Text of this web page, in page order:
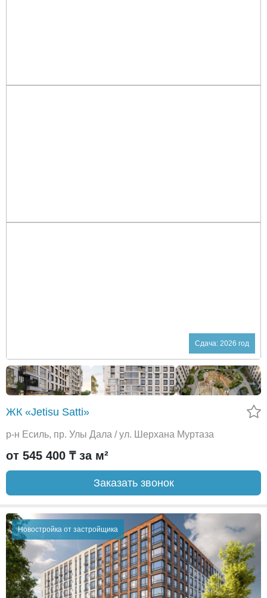
Сдача: 2026 год
ЖК «Jetisu Satti»
р-н Есиль, пр. Улы Дала / ул. Шерхана Муртаза
от 545 400 ₸ за м²
Заказать звонок
Новостройка от застройщика